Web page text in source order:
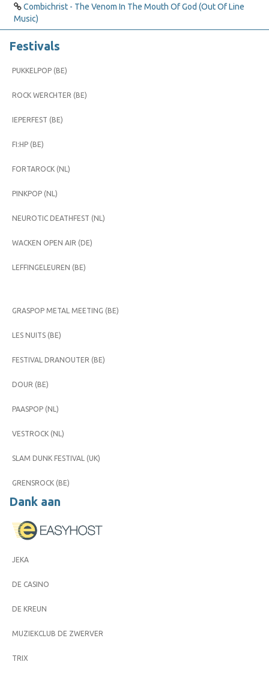
Combichrist - The Venom In The Mouth Of God (Out Of Line
Music)
Festivals
PUKKELPOP (BE)
ROCK WERCHTER (BE)
IEPERFEST (BE)
FI:HP (BE)
FORTAROCK (NL)
PINKPOP (NL)
NEUROTIC DEATHFEST (NL)
WACKEN OPEN AIR (DE)
LEFFINGELEUREN (BE)
GRASPOP METAL MEETING (BE)
LES NUITS (BE)
FESTIVAL DRANOUTER (BE)
DOUR (BE)
PAASPOP (NL)
VESTROCK (NL)
SLAM DUNK FESTIVAL (UK)
GRENSROCK (BE)
Dank aan
JEKA
DE CASINO
DE KREUN
MUZIEKCLUB DE ZWERVER
TRIX